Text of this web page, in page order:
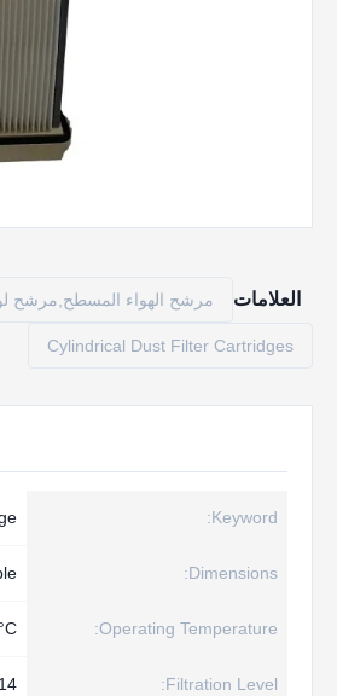
العلامات مرشح الهواء المسطح,مرشح
Cylindrical Dust Filter Cartridges
Keyword:
Dimensions:
Operating Temperature:
Filtration Level: